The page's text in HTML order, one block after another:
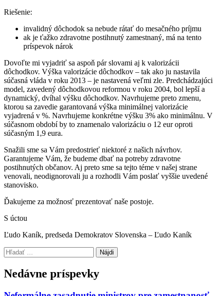
Riešenie:
invalidný dôchodok sa nebude rátať do mesačného príjmu
ak je ťažko zdravotne postihnutý zamestnaný, má na tento
príspevok nárok
Dovoľte mi vyjadriť sa aspoň pár slovami aj k valorizácii
dôchodkov. Výška valorizácie dôchodkov – tak ako ju nastavila
súčasná vláda v roku 2013 – je nastavená veľmi zle. Predchádzajúci
model, zavedený dôchodkovou reformou v roku 2004, bol lepší a
dynamický, dvíhal výšku dôchodkov. Navrhujeme preto zmenu,
ktorou sa zavedie garantovaná výška minimálnej valorizácie
vyjadrená v %. Navrhujeme konkrétne výšku 3% ako minimálnu. V
súčasnom období by to znamenalo valorizáciu o 12 eur oproti
súčasným 1,9 eura.
Snažili sme sa Vám predostrieť niektoré z našich návrhov.
Garantujeme Vám, že budeme dbať na potreby zdravotne
postihnutých občanov. Aj preto sme sa tejto téme v našej strane
venovali, neodignorovali ju a rozhodli Vám poslať vyššie uvedené
stanovisko.
Ďakujeme za možnosť prezentovať naše postoje.
S úctou
Ľudo Kaník, predseda Demokratov Slovenska – Ľudo Kaník
Preskočiť
späť
na
hlavnú
Hľadať:
Nedávne príspevky